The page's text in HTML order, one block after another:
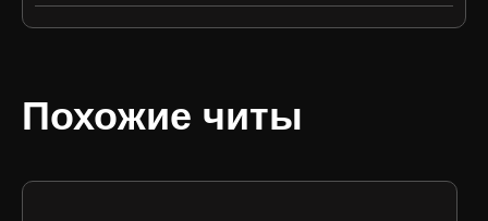
Похожие читы